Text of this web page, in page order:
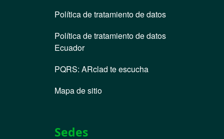
Política de tratamiento de datos
Política de tratamiento de datos
Ecuador
PQRS: ARclad te escucha
Mapa de sitio
Sedes